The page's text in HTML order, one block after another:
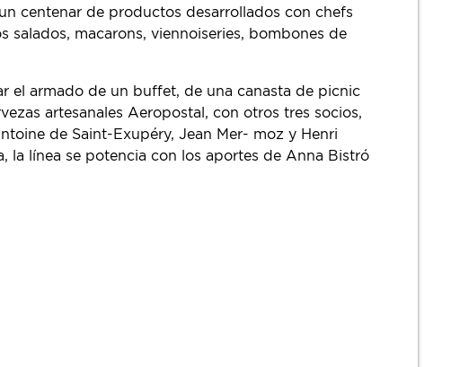
centenar de productos desarrollados con chefs
macarons, viennoiseries, bombones de
el armado de un buffet, de una canasta de picnic
artesanales Aeropostal, con otros tres socios,
de Saint-Exupéry, Jean Mer- moz y Henri
la línea se potencia con los aportes de Anna Bistró